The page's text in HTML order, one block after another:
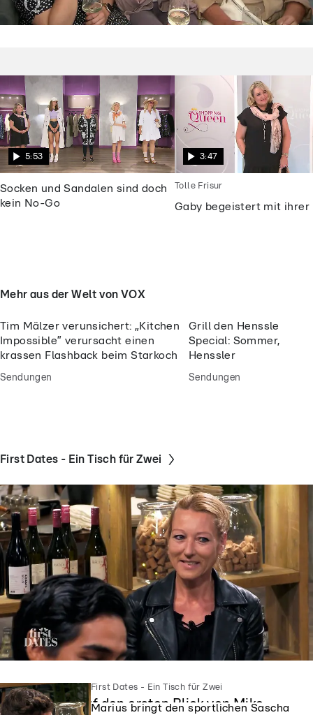
die Kandidatinnen fassungslos
5:53
Socken und Sandalen sind doch
kein No-Go
3:47
Gaby begeistert mit ihrer
Tolle Frisur
Mehr aus der Welt von VOX
Tim Mälzer verunsichert: „Kitchen
Impossible” verursacht einen
krassen Flashback beim Starkoch
Sendungen
Grill den Henssler
Special: Sommer,
Henssler
Sendungen
First Dates - Ein Tisch für Zwei
First Dates - Ein Tisch für Zwei
Siggi ist auf den ersten Blick von Mike
First Dates - Ein Tisch für Zwei
Marius bringt den sportlichen Sascha